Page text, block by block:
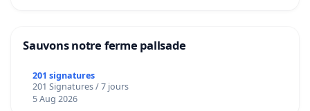
Sauvons notre ferme pallsade
201 signatures
201 Signatures / 7 jours
5 Aug 2026